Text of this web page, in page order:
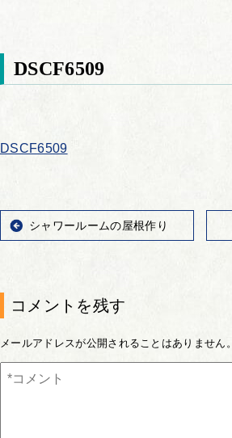
DSCF6509
DSCF6509
シャワールームの屋根作り
コメントを残す
メールアドレスが公開されることはありません。